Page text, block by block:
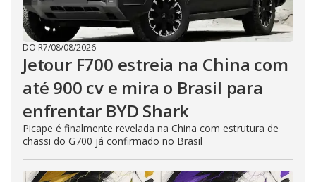
DO R7/08/08/2026
Jetour F700 estreia na China com
até 900 cv e mira o Brasil para
enfrentar BYD Shark
Picape é finalmente revelada na China com estrutura de
chassi do G700 já confirmado no Brasil